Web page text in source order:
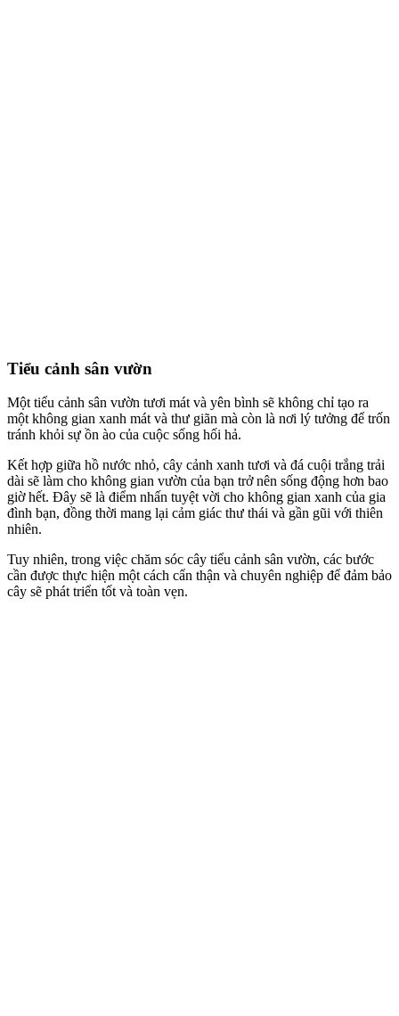
Tiểu cảnh sân vườn
Một tiểu cảnh sân vườn tươi mát và yên bình sẽ không chỉ tạo ra
một không gian xanh mát và thư giãn mà còn là nơi lý tưởng để trốn
tránh khỏi sự ồn ào của cuộc sống hối hả.
Kết hợp giữa hồ nước nhỏ, cây cảnh xanh tươi và đá cuội trắng trải
dài sẽ làm cho không gian vườn của bạn trở nên sống động hơn bao
giờ hết. Đây sẽ là điểm nhấn tuyệt vời cho không gian xanh của gia
đình bạn, đồng thời mang lại cảm giác thư thái và gần gũi với thiên
nhiên.
Tuy nhiên, trong việc chăm sóc cây tiểu cảnh sân vườn, các bước
cần được thực hiện một cách cẩn thận và chuyên nghiệp để đảm bảo
cây sẽ phát triển tốt và toàn vẹn.